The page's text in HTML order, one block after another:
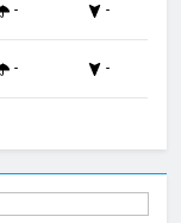
- -
- -